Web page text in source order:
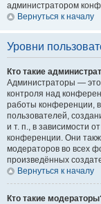
администратором
Вернуться к началу
Уровни
Кто такие
Администраторы —
контроля над
работы конференции,
пользователей,
и т. п., в зависимости
конференции. Они
модераторов во всех
произведённых
Вернуться к началу
Кто такие